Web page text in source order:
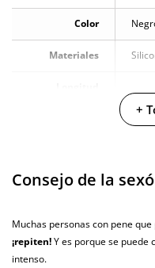
Color
Materiales
7.2
Baterias
Pilas/Batería
+
Consejo de la
Muchas personas con pene
¡repiten!Y es porque se puede
intenso.